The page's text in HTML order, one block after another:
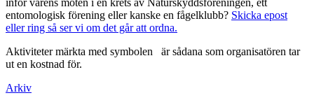
entomologisk förening eller kanske en fågelklubb? Skicka epost
eller ring så ser vi om det går att ordna.
Aktiviteter märkta med symbolen
är sådana som organisatören tar
ut en kostnad för.
Arkiv